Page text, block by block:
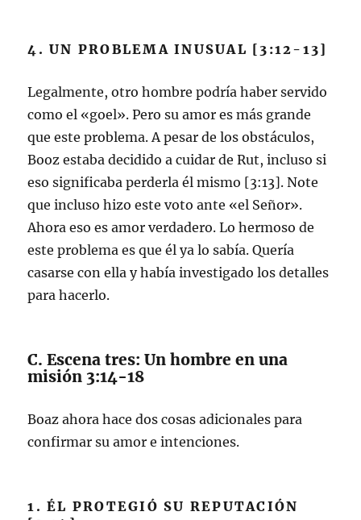
4. UN PROBLEMA INUSUAL [3:12-13]
Legalmente, otro hombre podría haber servido
como el «goel». Pero su amor es más grande
que este problema. A pesar de los obstáculos,
Booz estaba decidido a cuidar de Rut, incluso si
eso significaba perderla él mismo [3:13]. Note
que incluso hizo este voto ante «el Señor».
Ahora eso es amor verdadero. Lo hermoso de
este problema es que él ya lo sabía. Quería
casarse con ella y había investigado los detalles
para hacerlo.
C. Escena tres: Un hombre en una
misión 3:14-18
Boaz ahora hace dos cosas adicionales para
confirmar su amor e intenciones.
1. ÉL PROTEGIÓ SU REPUTACIÓN